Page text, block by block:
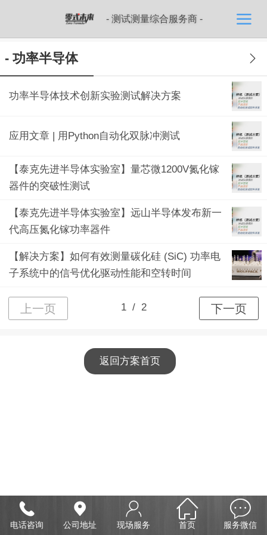
- 测试测量综合服务商 -
- 功率半导体
功率半导体技术创新实验测试解决方案
应用文章 | 用Python自动化双脉冲测试
【泰克先进半导体实验室】量芯微1200V氮化镓
器件的突破性测试
【泰克先进半导体实验室】远山半导体发布新一
代高压氮化镓功率器件
【解决方案】如何有效测量碳化硅 (SiC) 功率电
子系统中的信号优化驱动性能和空转时间
返回方案首页
电话咨询 公司地址 现场服务 首页 服务微信